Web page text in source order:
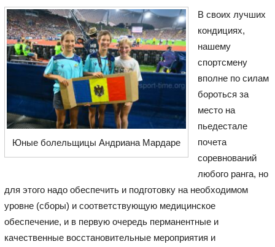
Юные болельщицы Андриана Мардаре
В своих лучших
кондициях,
нашему
спортсмену
вполне по силам
бороться за
место на
пьедестале
почета
соревнований
любого ранга, но
для этого надо обеспечить и подготовку на необходимом
уровне (сборы) и соответствующую медицинское
обеспечение, и в первую очередь перманентные и
качественные восстановительные мероприятия и